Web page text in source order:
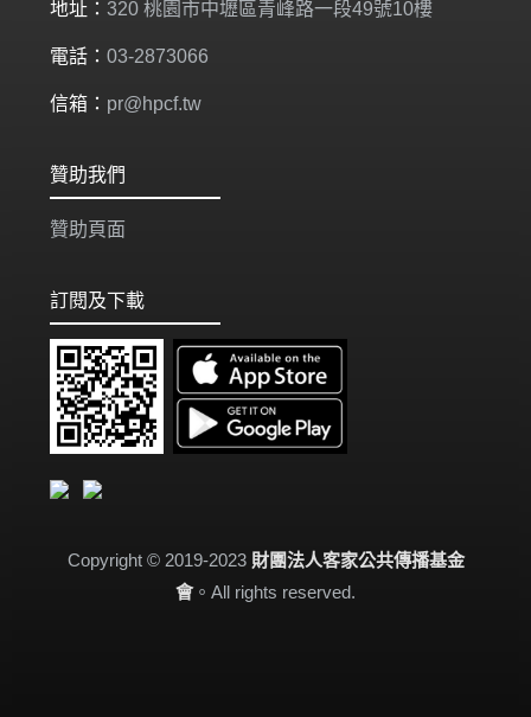
地址： 320 桃園市中壢區青峰路一段49號10樓
電話： 03-2873066
信箱： pr@hpcf.tw
贊助我們
贊助頁面
訂閱及下載
Copyright © 2019-2023 財團法人客家公共傳播基金
會。All rights reserved.